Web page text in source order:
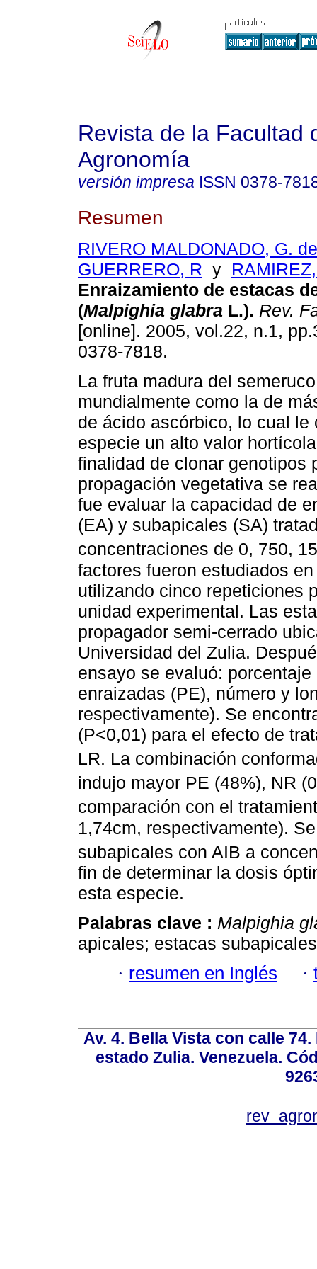
Revista de la Facultad
Agronomía
versión impresa ISSN 0378-
Resumen
RIVERO MALDONADO, G.
GUERRERO, R y
Enraizamiento de estacas
(Malpighia glabra L.). Rev.
[online]. 2005, vol.22, n.1,
0378-7818.
La fruta madura del
mundialmente como la de
de ácido ascórbico, lo cual le
especie un alto valor
finalidad de clonar genotipos
propagación vegetativa se
fue evaluar la capacidad de
(EA) y subapicales (SA)
concentraciones de 0, 750,
factores fueron estudiados
utilizando cinco repeticiones
unidad experimental. Las
propagador semi-cerrado
Universidad del Zulia.
ensayo se evaluó:
enraizadas (PE), número y
respectivamente). Se
(P<0,01) para el efecto de
LR. La combinación
indujo mayor PE (48%), NR
comparación con el
1,74cm, respectivamente).
subapicales con AIB a
fin de determinar la dosis
esta especie.
Palabras clave : Malpighia
apicales; estacas
· resumen en Inglés ·
Av. 4. Bella Vista con calle
estado Zulia. Venezuela.